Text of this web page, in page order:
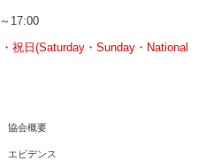
17:00
祝日(Saturday・Sunday・National
協会概要
エビデンス